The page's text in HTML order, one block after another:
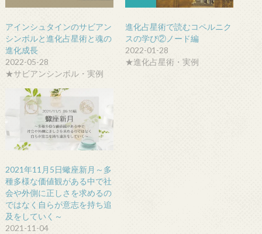
アインシュタインのサビアン
シンボルと進化占星術と魂の
進化成長
2022-05-28
★サビアンシンボル・実例
進化占星術で読むコペルニク
スの学び②ノード編
2022-01-28
★進化占星術・実例
2021年11月5日蠍座新月～多
種多様な価値観がある中で社
会や外側に正しさを求めるの
ではなく自らが意志を持ち追
及をしていく～
2021-11-04